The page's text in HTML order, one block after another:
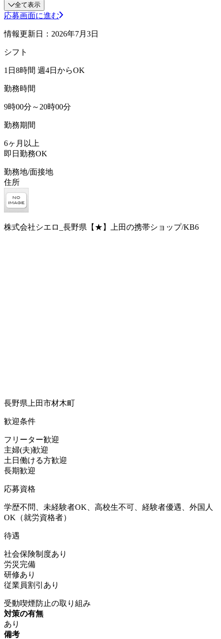
全て表示
応募画面に進む
情報更新日：2026年7月3日
シフト
1日8時間 週4日からOK
勤務時間
9時00分～20時00分
勤務期間
6ヶ月以上
即日勤務OK
勤務地/面接地
住所
株式会社シエロ_長野県【★】上田の携帯ショップ/KB6
長野県上田市材木町
歓迎条件
フリーター歓迎
主婦(夫)歓迎
土日働ける方歓迎
長期歓迎
応募資格
学歴不問、未経験者OK、高校生不可、経験者優遇、外国人
OK（就労資格者）
待遇
社会保険制度あり
労災完備
研修あり
従業員割引あり
受動喫煙防止の取り組み
対策の有無
あり
備考